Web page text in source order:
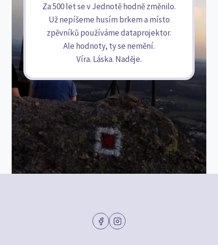
Za 500 let se v Jednotě hodně změnilo.
Už nepíšeme husím brkem a místo
zpěvníků používáme dataprojektor.
Ale hodnoty, ty se nemění.
Víra. Láska. Naděje.